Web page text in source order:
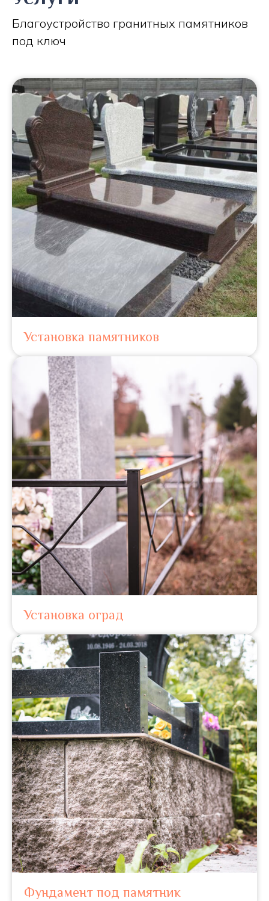
Благоустройство гранитных памятников
под ключ
Установка памятников
Установка оград
Фундамент под памятник